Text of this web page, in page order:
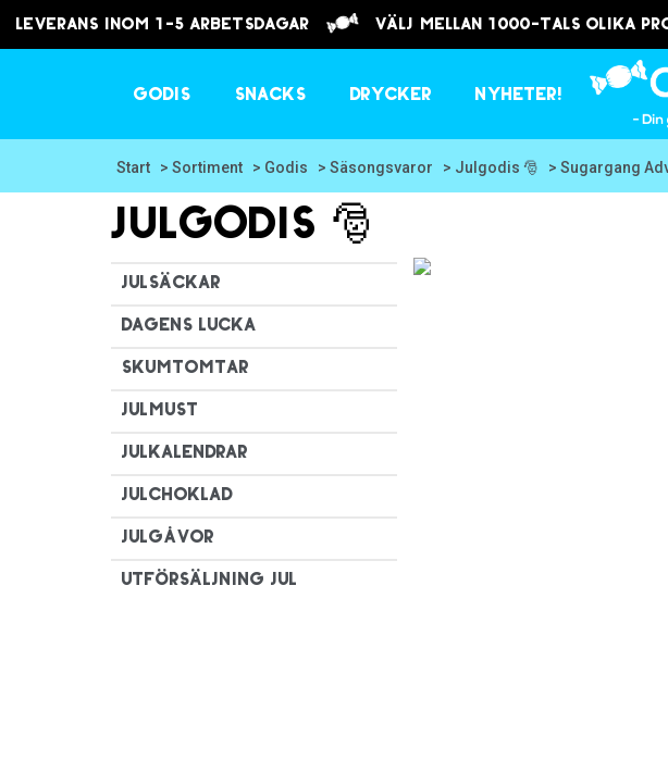
Leverans inom 1-5 arbetsdagar välj mellan 1000-tals olika
Godis Snacks Drycker Nyheter!
Start > Sortiment > Godis > Säsongsvaror > Julgodis 🎅 > Sugargang
Julgodis 🎅
Julsäckar
Dagens Lucka
Skumtomtar
Julmust
Julkalendrar
Julchoklad
Julgåvor
Utförsäljning Jul